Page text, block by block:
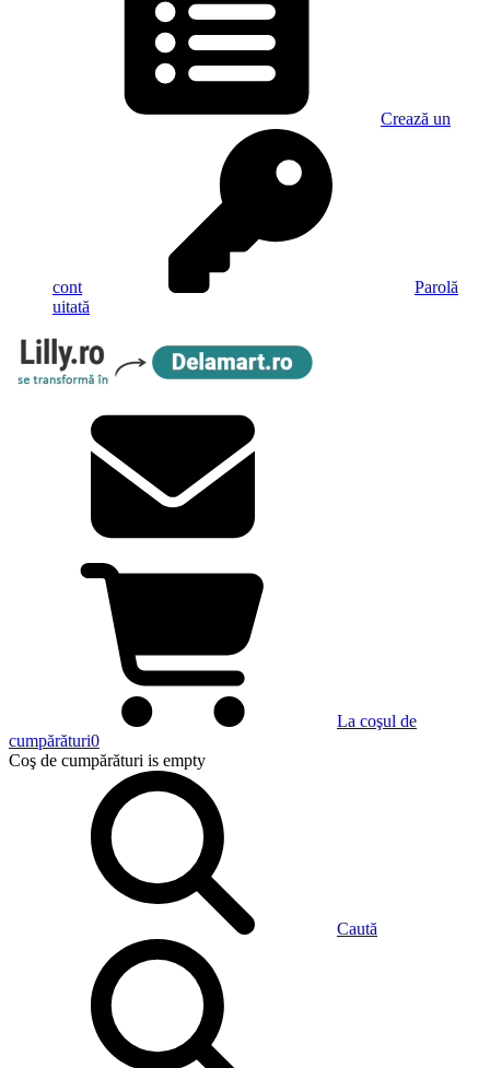
Crează un
cont
Parolă
uitată
La coşul de
cumpărături0
Coş de cumpărături is empty
Caută